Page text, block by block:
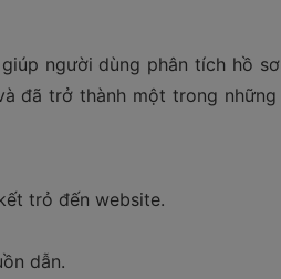
người dùng phân tích hồ
đã trở thành một trong những
trỏ đến website.
dẫn.